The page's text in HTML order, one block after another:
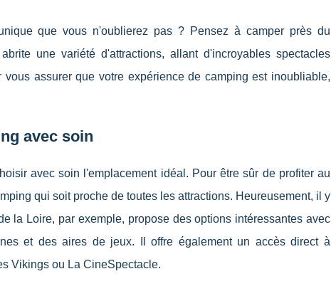
que vous n'oublierez pas ? Pensez à camper près du
une variété d'attractions, allant d'incroyables spectacles
assurer que votre expérience de camping est inoubliable,
avec soin
avec soin l'emplacement idéal. Pour être sûr de profiter au
qui soit proche de toutes les attractions. Heureusement, il y
la Loire, par exemple, propose des options intéressantes avec
et des aires de jeux. Il offre également un accès direct à
Vikings ou La CineSpectacle.